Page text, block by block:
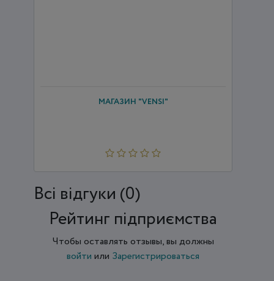
МАГАЗИН "VENSI"
Всi відгуки (0)
Рейтинг підприємства
Чтобы оставлять отзывы, вы должны
войти или Зарегистрироваться